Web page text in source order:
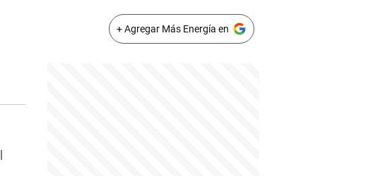
+ Agregar Más Energía en